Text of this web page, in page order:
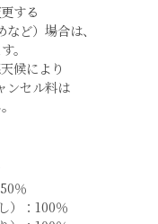
する
ど）場合は、
。
候により
ンセル料は
％
）：100％